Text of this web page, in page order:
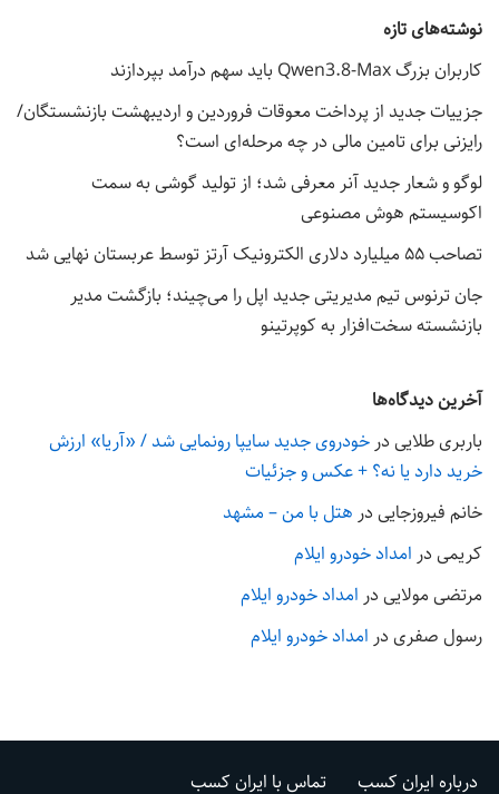
نوشته‌های تازه
کاربران بزرگ Qwen3.8-Max باید سهم درآمد بپردازند
جزییات جدید از پرداخت معوقات فروردین و اردیبهشت بازنشستگان/
رایزنی برای تامین مالی در چه مرحله‌ای است؟
لوگو و شعار جدید آنر معرفی شد؛ از تولید گوشی به سمت
اکوسیستم هوش مصنوعی
تصاحب ۵۵ میلیارد دلاری الکترونیک آرتز توسط عربستان نهایی شد
جان ترنوس تیم مدیریتی جدید اپل را می‌چیند؛ بازگشت مدیر
بازنشسته سخت‌افزار به کوپرتینو
آخرین دیدگاه‌ها
باربری طلایی در خودروی جدید سایپا رونمایی شد / «آریا» ارزش
خرید دارد یا نه؟ + عکس و جزئیات
خانم فیروزجایی در هتل با من – مشهد
کریمی در امداد خودرو ایلام
مرتضی مولایی در امداد خودرو ایلام
رسول صفری در امداد خودرو ایلام
درباره ایران کسب تماس با ایران کسب